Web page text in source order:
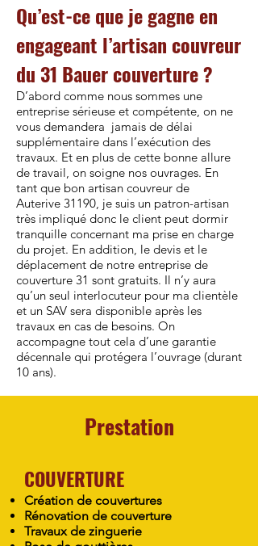
Qu’est-ce que je gagne en
engageant l’artisan couvreur
du 31 Bauer couverture ?
D’abord comme nous sommes une
entreprise sérieuse et compétente, on ne
vous demandera jamais de délai
supplémentaire dans l’exécution des
travaux. Et en plus de cette bonne allure
de travail, on soigne nos ouvrages. En
tant que bon artisan couvreur de
Auterive 31190, je suis un patron-artisan
très impliqué donc le client peut dormir
tranquille concernant ma prise en charge
du projet. En addition, le devis et le
déplacement de notre entreprise de
couverture 31 sont gratuits. Il n’y aura
qu’un seul interlocuteur pour ma clientèle
et un SAV sera disponible après les
travaux en cas de besoins. On
accompagne tout cela d’une garantie
décennale qui protégera l’ouvrage (durant
10 ans).
Prestation
COUVERTURE
Création de couvertures
Rénovation de couverture
Travaux de zinguerie